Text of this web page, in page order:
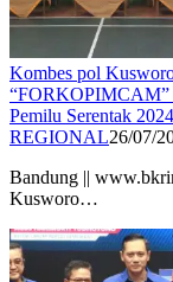
Kombes pol
“FORKOPIMCAM”
Pemilu Serentak 2024
REGIONAL26/07/
Bandung ||
Kusworo…